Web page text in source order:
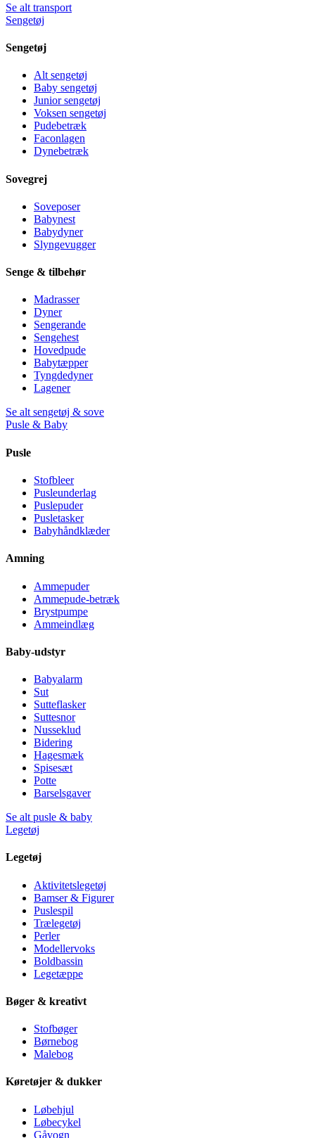
Se alt transport
Sengetøj
Sengetøj
Alt sengetøj
Baby sengetøj
Junior sengetøj
Voksen sengetøj
Pudebetræk
Faconlagen
Dynebetræk
Sovegrej
Soveposer
Babynest
Babydyner
Slyngevugger
Senge & tilbehør
Madrasser
Dyner
Sengerande
Sengehest
Hovedpude
Babytæpper
Tyngdedyner
Lagener
Se alt sengetøj & sove
Pusle & Baby
Pusle
Stofbleer
Pusleunderlag
Puslepuder
Pusletasker
Babyhåndklæder
Amning
Ammepuder
Ammepude-betræk
Brystpumpe
Ammeindlæg
Baby-udstyr
Babyalarm
Sut
Sutteflasker
Suttesnor
Nusseklud
Bidering
Hagesmæk
Spisesæt
Potte
Barselsgaver
Se alt pusle & baby
Legetøj
Legetøj
Aktivitetslegetøj
Bamser & Figurer
Puslespil
Trælegetøj
Perler
Modellervoks
Boldbassin
Legetæppe
Bøger & kreativt
Stofbøger
Børnebog
Malebog
Køretøjer & dukker
Løbehjul
Løbecykel
Gåvogn